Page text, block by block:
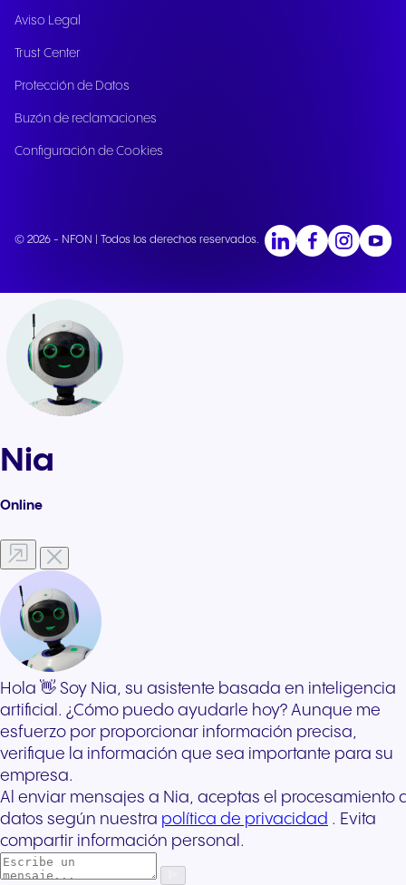
Aviso Legal
Trust Center
Protección de Datos
Buzón de reclamaciones
Configuración de Cookies
© 2026 - NFON | Todos los derechos reservados.